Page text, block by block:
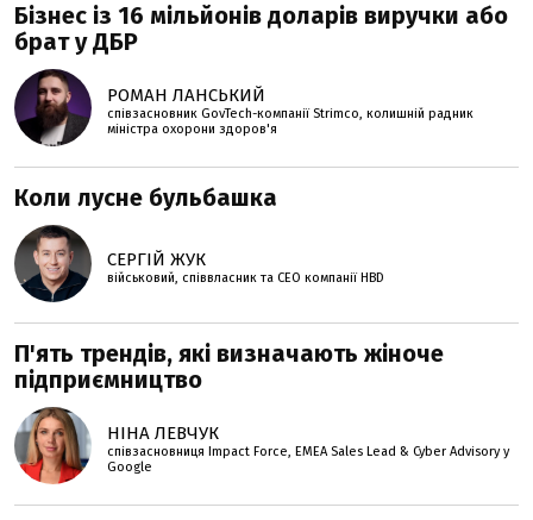
Бізнес із 16 мільйонів доларів виручки або
брат у ДБР
РОМАН ЛАНСЬКИЙ
співзасновник GovTech-компанії Strimco, колишній радник
міністра охорони здоров'я
Коли лусне бульбашка
СЕРГІЙ ЖУК
військовий, співвласник та СЕО компанії HBD
П'ять трендів, які визначають жіноче
підприємництво
НІНА ЛЕВЧУК
співзасновниця Impact Force, EMEA Sales Lead & Cyber Advisory у
Google